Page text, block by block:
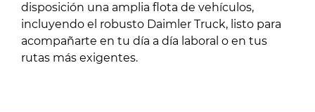
disposición una amplia flota de vehículos,
incluyendo el robusto Daimler Truck, listo para
acompañarte en tu día a día laboral o en tus
rutas más exigentes.